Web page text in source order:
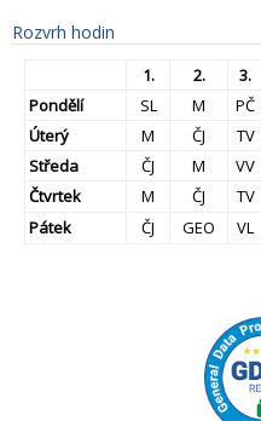
Rozvrh hodin
1. 2. 3.
Pondělí
SL M PČ
Úterý
M ČJ TV
Středa
ČJ M VV
Čtvrtek
M ČJ TV
Pátek
ČJ GEO VL